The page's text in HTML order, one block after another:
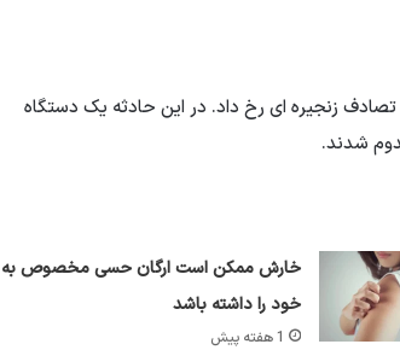
خودرو در محور کرج – تهران تصادف زنجیره ای رخ داد. در این حادثه یک دستگاه
خارش ممکن است ارگان حسی مخصوص به
خود را داشته باشد
1 هفته پیش